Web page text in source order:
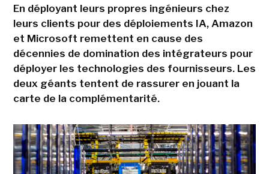
En déployant leurs propres ingénieurs chez
leurs clients pour des déploiements IA, Amazon
et Microsoft remettent en cause des
décennies de domination des intégrateurs pour
déployer les technologies des fournisseurs. Les
deux géants tentent de rassurer en jouant la
carte de la complémentarité.